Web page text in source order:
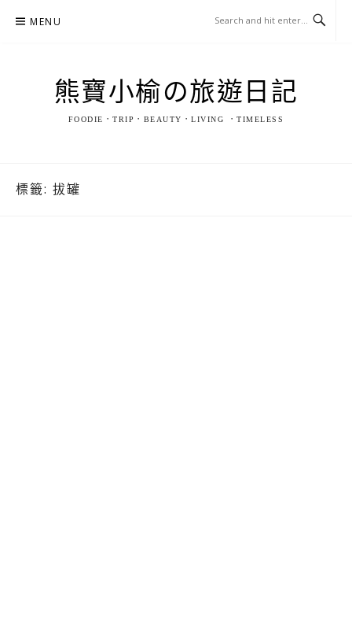
MENU
熊寶小榆の旅遊日記
FOODIE．TRIP．BEAUTY．LIVING ．TIMELESS
標籤: 拔罐